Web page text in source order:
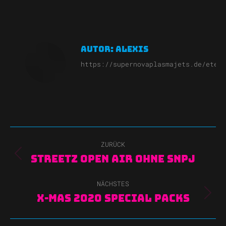
Autor: Alexis
https://supernovaplasmajets.de/
ZURÜCK
Vorheriger
Streetz Open Air ohne SNPJ
NÄCHSTES
Nächster
X-Mas 2020 Special Packs